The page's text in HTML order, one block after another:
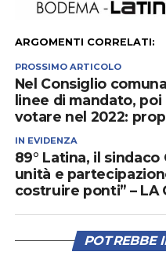
ARGOMENTI CORRELATI:
PROSSIMO ARTICOLO
Nel Consiglio
linee di mandato,
votare nel 2022:
IN EVIDENZA
89° Latina, il sindaco
unità e
costruire ponti” – LA
POTREBBE